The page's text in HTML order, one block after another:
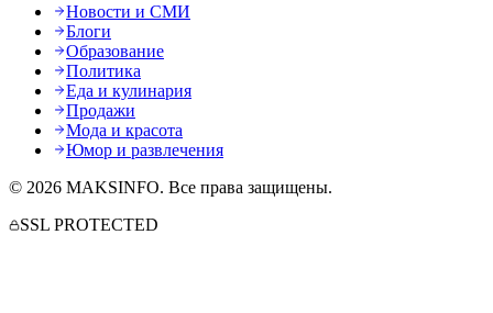
Новости и СМИ
Блоги
Образование
Политика
Еда и кулинария
Продажи
Мода и красота
Юмор и развлечения
© 2026 MAKSINFO. Все права защищены.
SSL PROTECTED